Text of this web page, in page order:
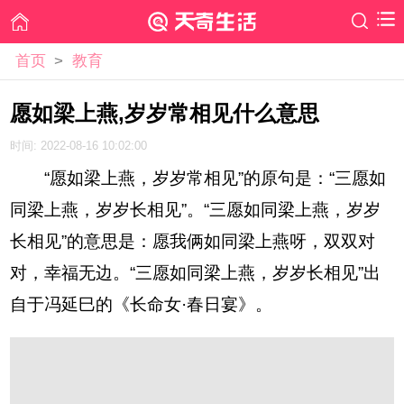
首页 > 教育
愿如梁上燕,岁岁常相见什么意思
时间: 2022-08-16 10:02:00
“愿如梁上燕，岁岁常相见”的原句是：“三愿如
同梁上燕，岁岁长相见”。“三愿如同梁上燕，岁岁
长相见”的意思是：愿我俩如同梁上燕呀，双双对
对，幸福无边。“三愿如同梁上燕，岁岁长相见”出
自于冯延巳的《长命女·春日宴》。